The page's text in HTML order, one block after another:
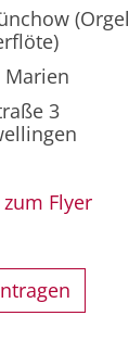
Marien
3
Flyer